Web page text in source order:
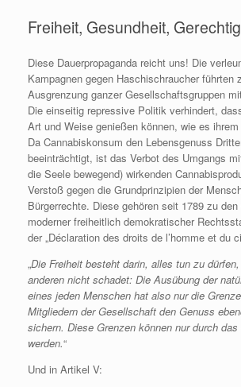
Freiheit, Gesundheit,
Diese Dauerpropaganda reicht uns! Die
Kampagnen gegen Haschischraucher führten
Ausgrenzung ganzer Gesellschaftsgruppen
Die einseitig repressive Politik verhindert,
Art und Weise genießen können, wie es
Da Cannabiskonsum den Lebensgenuss
beeinträchtigt, ist das Verbot des Umgangs
die Seele bewegend) wirkenden
Verstoß gegen die Grundprinzipien der
Bürgerrechte. Diese gehören seit 1789 zu den
moderner freiheitlich demokratischer
der „Déclaration des droits de l’homme et du
„Die Freiheit besteht darin, alles tun zu
anderen nicht schadet: Die Ausübung der
eines jeden Menschen hat also nur die
Mitgliedern der Gesellschaft den Genuss
sichern. Diese Grenzen können nur durch
werden.“
Und in Artikel V: